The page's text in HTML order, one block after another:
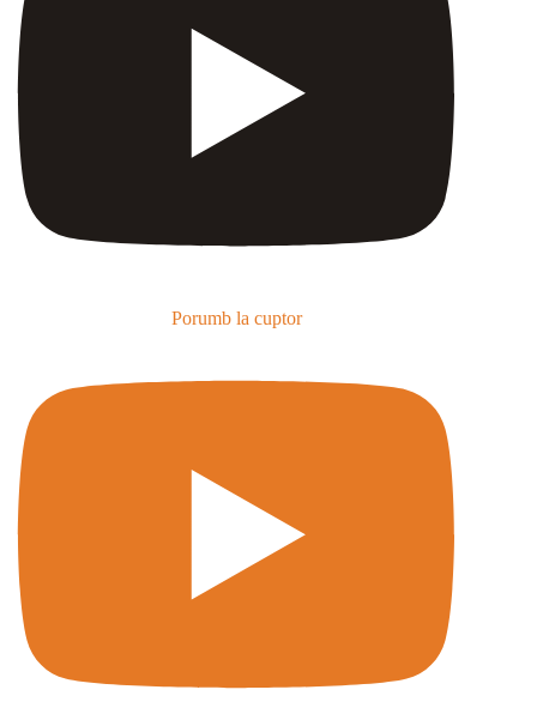
Porumb la cuptor